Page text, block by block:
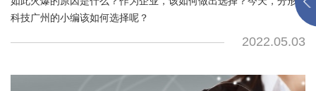
科技广州的小编该如何选择呢？
2022.05.03